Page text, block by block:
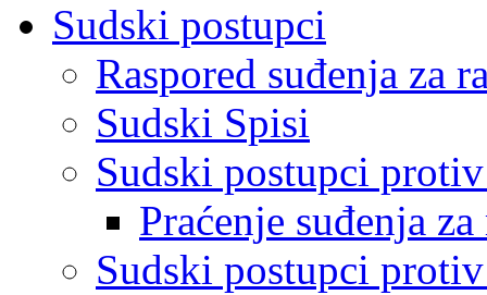
Sudski postupci
Raspored suđenja za
Sudski Spisi
Sudski postupci
Praćenje suđenja
Sudski postupci